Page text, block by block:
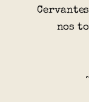
nos